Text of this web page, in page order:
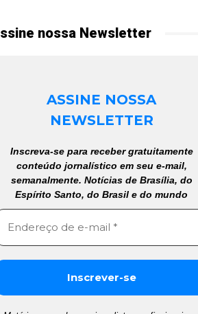
nossa Newsletter
ASSINE NOSSA
NEWSLETTER
Inscreva-se para receber gratuitamente
conteúdo jornalístico em seu e-mail,
semanalmente. Notícias de Brasília, do
Espírito Santo, do Brasil e do mundo